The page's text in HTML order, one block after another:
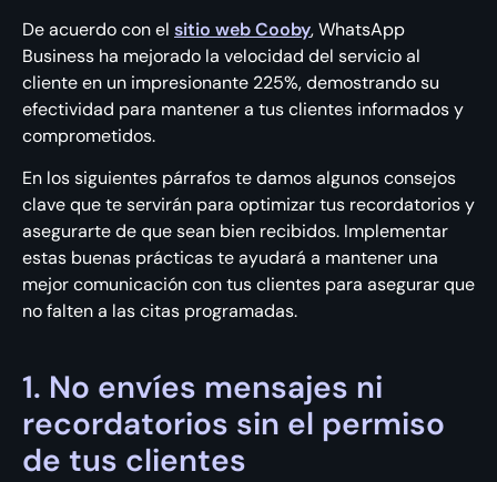
De acuerdo con el sitio web Cooby, WhatsApp
Business ha mejorado la velocidad del servicio al
cliente en un impresionante 225%, demostrando su
efectividad para mantener a tus clientes informados y
comprometidos.
En los siguientes párrafos te damos algunos consejos
clave que te servirán para optimizar tus recordatorios y
asegurarte de que sean bien recibidos. Implementar
estas buenas prácticas te ayudará a mantener una
mejor comunicación con tus clientes para asegurar que
no falten a las citas programadas.
1. No envíes mensajes ni
recordatorios sin el permiso
de tus clientes